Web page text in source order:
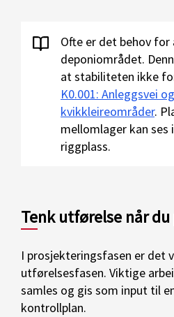
Ofte er det behov
deponiområdet.
at stabiliteten ikke
K0.001: Anleggsvei
kvikkleireområder.
mellomlager kan ses
riggplass.
Tenk utførelse når
I prosjekteringsfasen er det
utførelsesfasen. Viktige
samles og gis som input til
kontrollplan.